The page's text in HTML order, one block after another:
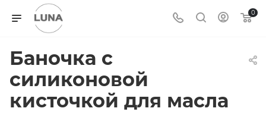
0
Баночка с
силиконовой
кисточкой для масла